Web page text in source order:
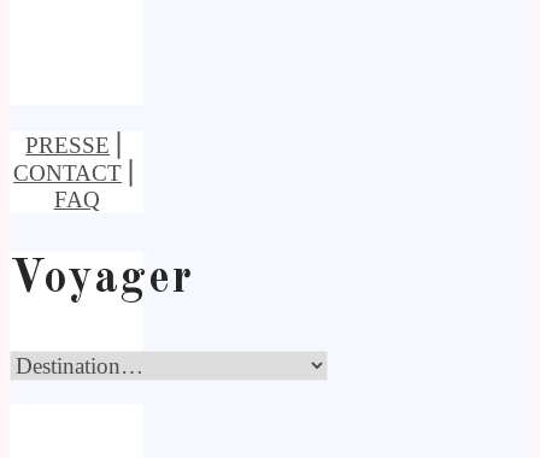
PRESSE
CONTACT
FAQ
Voyager